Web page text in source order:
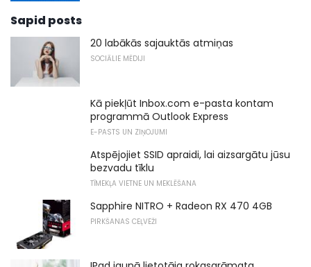
Sapid posts
20 labākās sajauktās atmiņas
SOCIĀLIE MĒDIJI
Kā piekļūt Inbox.com e-pasta kontam
programmā Outlook Express
E-PASTS UN ZIŅOJUMI
Atspējojiet SSID apraidi, lai aizsargātu jūsu
bezvadu tīklu
TĪMEKĻA VIETNE UN MEKLĒŠANA
Sapphire NITRO + Radeon RX 470 4GB
PIRKŠANAS CEĻVEŽI